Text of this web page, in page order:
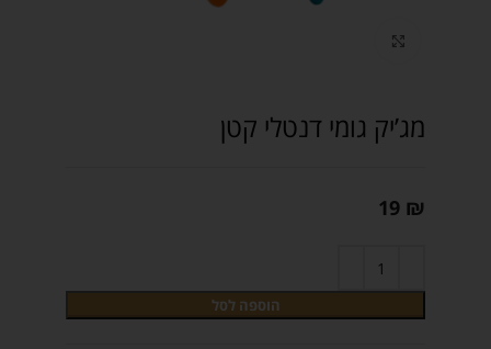
מג’יק גומי דנטלי קטן
19 ₪
הוספה לסל